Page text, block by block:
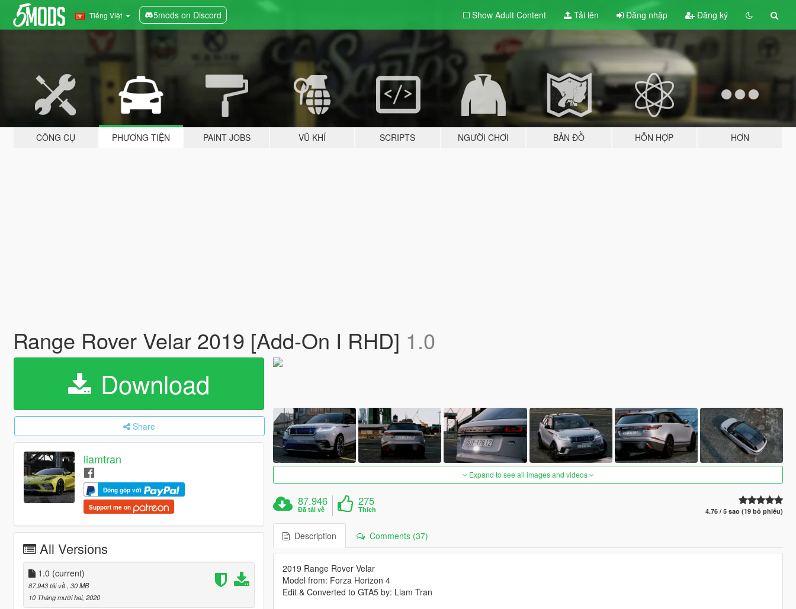
Tiếng Việt 5mods on Discord Show Adult Content Tải lên Đăng nhập Đăng ký
CÔNG CỤ PHƯƠNG TIỆN PAINT JOBS VŨ KHÍ SCRIPTS NGƯỜI CHƠI BẢN ĐỒ HỖN HỢP HƠN
Range Rover Velar 2019 [Add-On I RHD] 1.0
Download
Share
liamtran
Đóng góp với
Support me on
All Versions
1.0 (current)
87.943 tải về, 30 MB
10 Tháng mười hai, 2020
Expand to see all images and videos
87.946
Đã tải về
275
Thích 4.76 / 5 sao (19 bỏ phiếu)
Description Comments (37)
2019 Range Rover Velar
Model from: Forza Horizon 4
Edit & Converted to GTA5 by: Liam Tran